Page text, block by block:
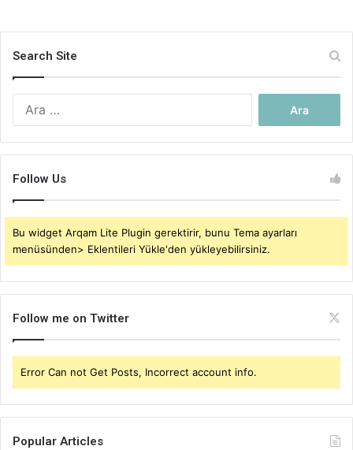
Search Site
Follow Us
Bu widget Arqam Lite Plugin gerektirir, bunu Tema ayarları
menüsünden> Eklentileri Yükle'den yükleyebilirsiniz.
Follow me on Twitter
Error Can not Get Posts, Incorrect account info.
Popular Articles